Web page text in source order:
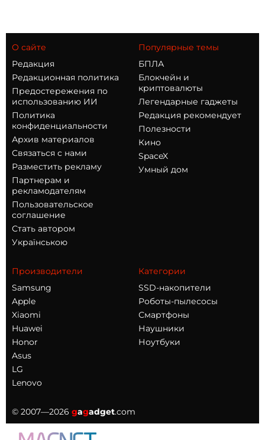
О сайте
Редакция
Редакционная политика
Предостережения по
использованию ИИ
Политика
конфиденциальности
Архив материалов
Связаться с нами
Разместить рекламу
Партнерам и
рекламодателям
Пользовательское
соглашение
Стать автором
Українською
Популярные темы
БПЛА
Блокчейн и
криптовалюты
Легендарные гаджеты
Редакция рекомендует
Полезности
Кино
SpaceX
Умный дом
Производители
Samsung
Apple
Xiaomi
Huawei
Honor
Asus
LG
Lenovo
Категории
SSD-накопители
Роботы-пылесосы
Смартфоны
Наушники
Ноутбуки
© 2007—2026 gagadget.com